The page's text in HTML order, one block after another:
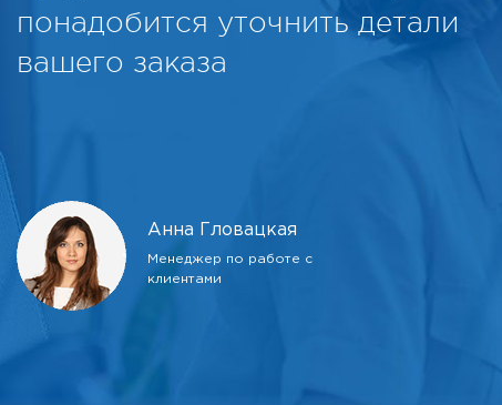
понадобится уточнить детали
вашего заказа
Анна Гловацкая
Менеджер по работе с
клиентами